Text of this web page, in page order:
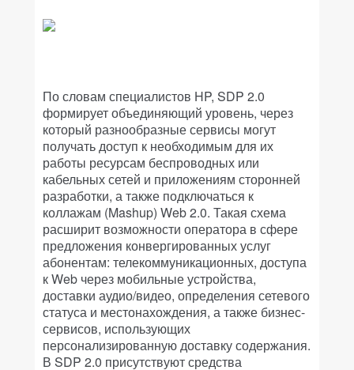
По словам специалистов HP, SDP 2.0
формирует объединяющий уровень, через
который разнообразные сервисы могут
получать доступ к необходимым для их
работы ресурсам беспроводных или
кабельных сетей и приложениям сторонней
разработки, а также подключаться к
коллажам (Mashup) Web 2.0. Такая схема
расширит возможности оператора в сфере
предложения конвергированных услуг
абонентам: телекоммуникационных, доступа
к Web через мобильные устройства,
доставки аудио/видео, определения сетевого
статуса и местонахождения, а также бизнес-
сервисов, использующих
персонализированную доставку содержания.
В SDP 2.0 присутствуют средства